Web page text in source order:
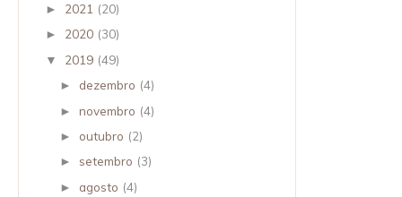
► 2021 (20)
► 2020 (30)
▼ 2019 (49)
► dezembro (4)
►novembro (4)
► outubro (2)
► setembro (3)
► agosto (4)